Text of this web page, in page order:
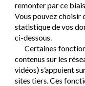
remonter par ce
Vous pouvez choisir
statistique de vos
ci-dessous.
Certaines
contenus sur les
vidéos) s’appuient
sites tiers. Ces